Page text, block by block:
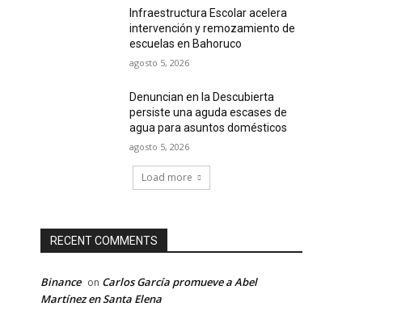
Infraestructura Escolar acelera
intervención y remozamiento de
escuelas en Bahoruco
agosto 5, 2026
Denuncian en la Descubierta
persiste una aguda escases de
agua para asuntos domésticos
agosto 5, 2026
Load more
RECENT COMMENTS
Binance on Carlos García promueve a Abel
Martínez en Santa Elena